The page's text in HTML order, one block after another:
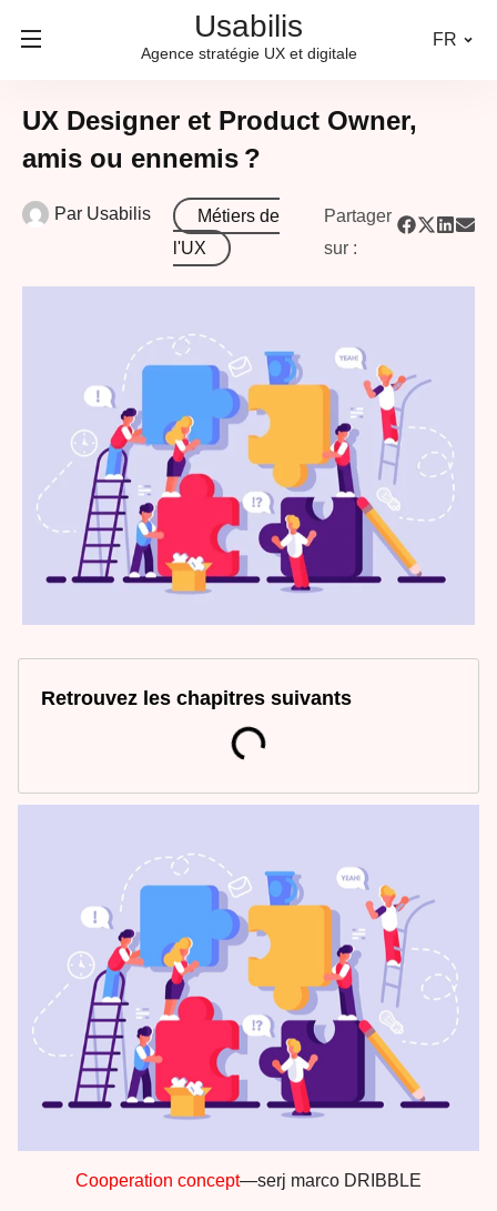
Usabilis
Agence stratégie UX et digitale
FR
UX Designer et Product Owner,
amis ou ennemis ?
Par Usabilis
Métiers de
l'UX
Partager
sur :
Retrouvez les chapitres suivants
Cooperation concept—serj marco DRIBBLE